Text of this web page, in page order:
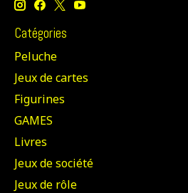
Catégories
Peluche
Jeux de cartes
Figurines
GAMES
Livres
Jeux de société
Jeux de rôle